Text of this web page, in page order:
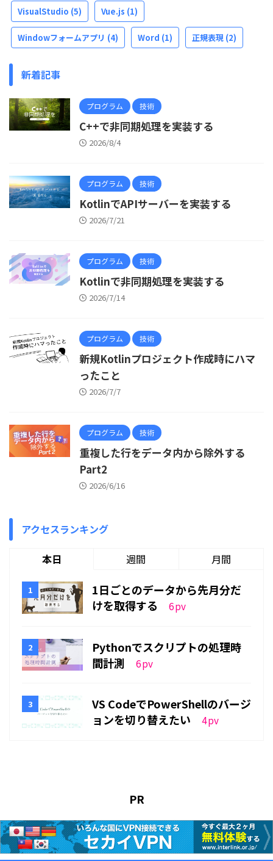
VisualStudio (5) Vue.js (1)
Windowフォームアプリ (4) Word (1) 正規表現 (2)
新着記事
プログラム 技術
C++で非同期処理を実装する
2026/8/4
プログラム 技術
KotlinでAPIサーバーを実装する
2026/7/21
プログラム 技術
Kotlinで非同期処理を実装する
2026/7/14
プログラム 技術
新規Kotlinプロジェクト作成時にハマ
ったこと
2026/7/7
プログラム 技術
重複した行をデータ内から除外する
Part2
2026/6/16
アクセスランキング
本日 週間 月間
1日ごとのデータから先月分だ
けを取得する
6pv
Pythonでスクリプトの処理時
間計測
6pv
VS CodeでPowerShellのバージ
ョンを切り替えたい
4pv
PR